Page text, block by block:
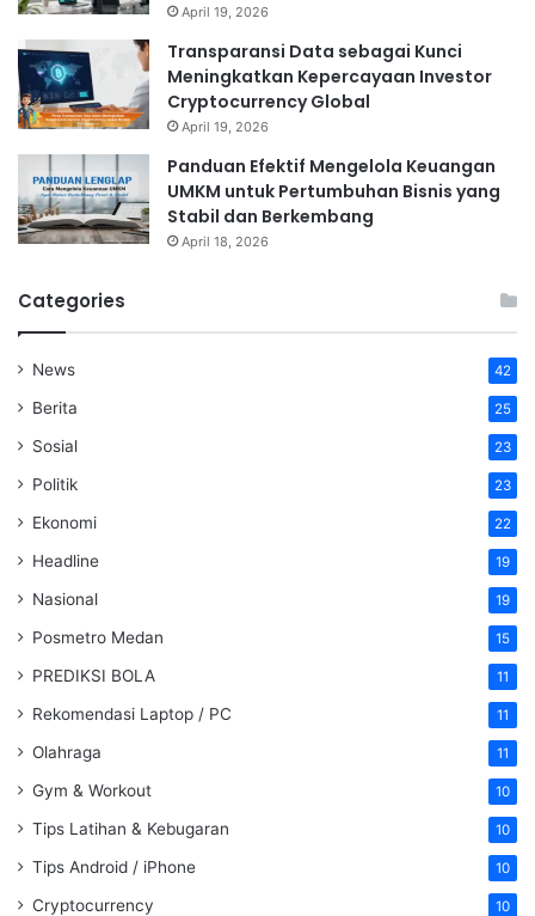
April 19, 2026
Transparansi Data sebagai Kunci
Meningkatkan Kepercayaan Investor
Cryptocurrency Global
April 19, 2026
Panduan Efektif Mengelola Keuangan
UMKM untuk Pertumbuhan Bisnis yang
Stabil dan Berkembang
April 18, 2026
Categories
News 42
Berita 25
Sosial 23
Politik 23
Ekonomi 22
Headline 19
Nasional 19
Posmetro Medan 15
PREDIKSI BOLA 11
Rekomendasi Laptop / PC 11
Olahraga 11
Gym & Workout 10
Tips Latihan & Kebugaran 10
Tips Android / iPhone 10
Cryptocurrency 10